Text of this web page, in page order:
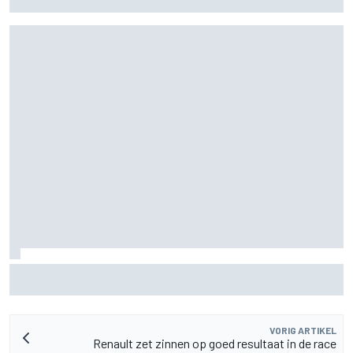
VORIG ARTIKEL
Renault zet zinnen op goed resultaat in de race